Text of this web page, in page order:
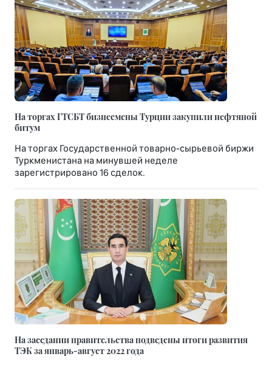
На торгах ГТСБТ бизнесмены Турции закупили нефтяной
битум
На торгах Государственной товарно-сырьевой биржи
Туркменистана на минувшей неделе
зарегистрировано 16 сделок.
На заседании правительства подведены итоги развития
ТЭК за январь-август 2022 года